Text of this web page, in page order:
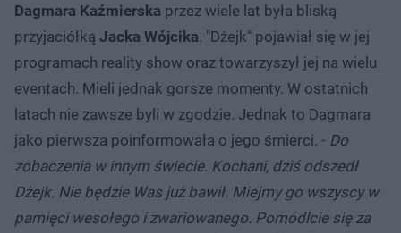
Dagmara Kaźmierska przez wiele lat była bliską
przyjaciółką Jacka Wójcika. "Dżejk" pojawiał się w jej
programach reality show oraz towarzyszył jej na wielu
eventach. Mieli jednak gorsze momenty. W ostatnich
latach nie zawsze byli w zgodzie. Jednak to Dagmara
jako pierwsza poinformowała o jego śmierci. - Do
zobaczenia w innym świecie. Kochani, dziś odszedł
Dżejk. Nie będzie Was już bawił. Miejmy go wszyscy w
pamięci wesołego i zwariowanego. Pomódlcie się za